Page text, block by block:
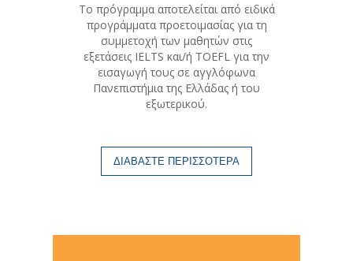
Το πρόγραμμα αποτελείται από ειδικά
προγράμματα προετοιμασίας για τη
συμμετοχή των μαθητών στις
εξετάσεις IELTS και/ή TOEFL για την
εισαγωγή τους σε αγγλόφωνα
Πανεπιστήμια της Ελλάδας ή του
εξωτερικού.
ΔΙΑΒΑΣΤΕ ΠΕΡΙΣΣΟΤΕΡΑ